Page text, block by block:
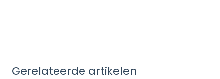
Gerelateerde artikelen